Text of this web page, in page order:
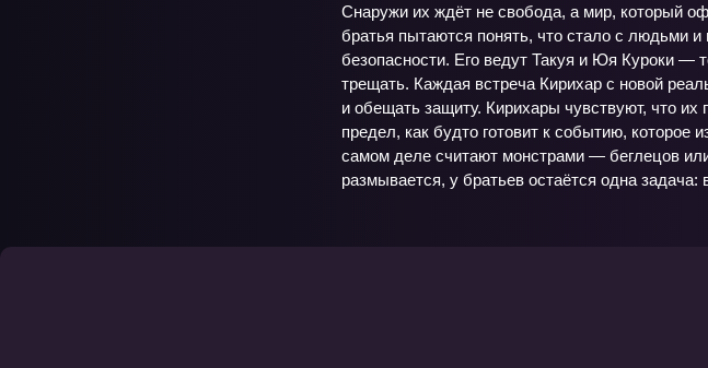
Снаружи их ждёт не свобода, а мир, который
братья пытаются понять, что стало с людьми
безопасности. Его ведут Такуя и Юя Куроки —
трещать. Каждая встреча Кирихар с новой
и обещать защиту. Кирихары чувствуют, что
предел, как будто готовит к событию, которое
самом деле считают монстрами — беглецов
размывается, у братьев остаётся одна